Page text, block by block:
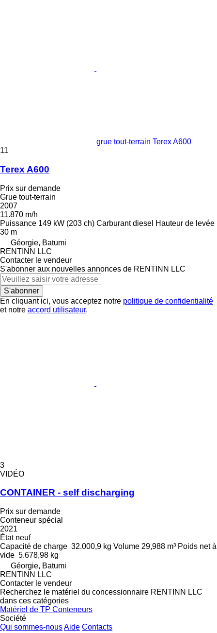
grue tout-terrain Terex A600
11
Terex A600
Prix sur demande
Grue tout-terrain
2007
11.870 m/h
Puissance 149 kW (203 ch) Carburant diesel Hauteur de levée
30 m
Géorgie, Batumi
RENTINN LLC
Contacter le vendeur
S'abonner aux nouvelles annonces de RENTINN LLC
S'abonner
En cliquant ici, vous acceptez notre politique de confidentialité
et notre accord utilisateur.
3
VIDÉO
CONTAINER - self discharging
Prix sur demande
Conteneur spécial
2021
Étatneuf
Capacité de charge 32.000,9 kg Volume 29,988 m³ Poids net à
vide 5.678,98 kg
Géorgie, Batumi
RENTINN LLC
Contacter le vendeur
Recherchez le matériel du concessionnaire RENTINN LLC
dans ces catégories
Matériel de TP Conteneurs
Société
Qui sommes-nousAide Contacts